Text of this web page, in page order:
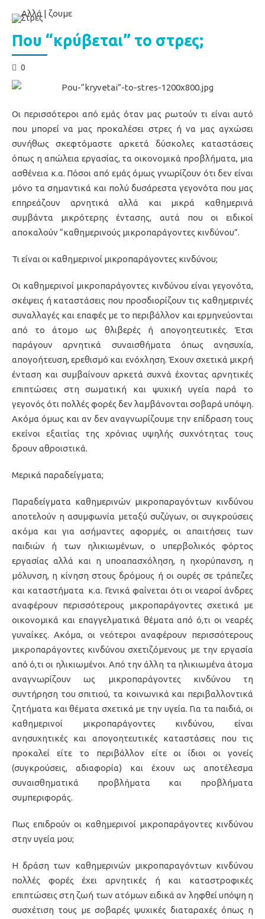
Στρες
Που “κρύβεται” το στρες;
0
Οι περισσότεροι από εμάς όταν μας ρωτούν τι είναι αυτό
που μπορεί να μας προκαλέσει στρες ή να μας αγχώσει
συνήθως σκεφτόμαστε αρκετά δύσκολες καταστάσεις
όπως η απώλεια εργασίας, τα οικονομικά προβλήματα, μια
ασθένεια κ.α. Πόσοι από εμάς όμως γνωρίζουν ότι δεν είναι
μόνο τα σημαντικά και πολύ δυσάρεστα γεγονότα που μας
επηρεάζουν αρνητικά αλλά και μικρά καθημερινά
συμβάντα μικρότερης έντασης, αυτά που οι ειδικοί
αποκαλούν “καθημερινούς μικροπαράγοντες κινδύνου”.
Τι είναι οι καθημερινοί μικροπαράγοντες κινδύνου;
Oι καθημερινοί μικροπαράγοντες κινδύνου είναι γεγονότα,
σκέψεις ή καταστάσεις που προσδιορίζουν τις καθημερινές
συναλλαγές και επαφές με το περιβάλλον και ερμηνεύονται
από το άτομο ως θλιβερές ή απογοητευτικές. Έτσι
παράγουν αρνητικά συναισθήματα όπως ανησυχία,
απογοήτευση, ερεθισμό και ενόχληση. Έχουν σχετικά μικρή
ένταση και συμβαίνουν αρκετά συχνά έχοντας αρνητικές
επιπτώσεις στη σωματική και ψυχική υγεία παρά το
γεγονός ότι πολλές φορές δεν λαμβάνονται σοβαρά υπόψη.
Ακόμα όμως και αν δεν αναγνωρίζουμε την επίδραση τους
εκείνοι εξαιτίας της χρόνιας υψηλής συχνότητας τους
δρουν αθροιστικά.
Μερικά παραδείγματα;
Παραδείγματα καθημερινών μικροπαραγόντων κινδύνου
αποτελούν η ασυμφωνία μεταξύ συζύγων, οι συγκρούσεις
ακόμα και για ασήμαντες αφορμές, οι απαιτήσεις των
παιδιών ή των ηλικιωμένων, ο υπερβολικός φόρτος
εργασίας αλλά και η υποαπασχόληση, η ηχορύπανση, η
μόλυνση, η κίνηση στους δρόμους ή οι ουρές σε τράπεζες
και καταστήματα κ.α. Γενικά φαίνεται ότι οι νεαροί άνδρες
αναφέρουν περισσότερους μικροπαράγοντες σχετικά με
οικονομικά και επαγγελματικά θέματα από ό,τι οι νεαρές
γυναίκες. Ακόμα, οι νεότεροι αναφέρουν περισσότερους
μικροπαράγοντες κινδύνου σχετιζόμενους με την εργασία
από ό,τι οι ηλικιωμένοι. Από την άλλη τα ηλικιωμένα άτομα
αναγνωρίζουν ως μικροπαράγοντες κινδύνου τη
συντήρηση του σπιτιού, τα κοινωνικά και περιβαλλοντικά
ζητήματα και θέματα σχετικά με την υγεία. Για τα παιδιά, οι
καθημερινοί μικροπαράγοντες κινδύνου, είναι
ανησυχητικές και απογοητευτικές καταστάσεις που τις
προκαλεί είτε το περιβάλλον είτε οι ίδιοι οι γονείς
(συγκρούσεις, αδιαφορία) και έχουν ως αποτέλεσμα
συναισθηματικά προβλήματα και προβλήματα
συμπεριφοράς.
Πως επιδρούν οι καθημερινοί μικροπαράγοντες κινδύνου
στην υγεία μου;
Η δράση των καθημερινών μικροπαραγόντων κινδύνου
πολλές φορές έχει αρνητικές ή και καταστροφικές
επιπτώσεις στη ζωή των ατόμων ειδικά αν ληφθεί υπόψη η
συσχέτιση τους με σοβαρές ψυχικές διαταραχές όπως η